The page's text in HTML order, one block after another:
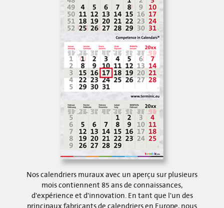
Nos calendriers muraux avec un aperçu sur plusieurs
mois contiennent 85 ans de connaissances,
d'expérience et d'innovation. En tant que l'un des
principaux fabricants de calendriers en Europe, nous